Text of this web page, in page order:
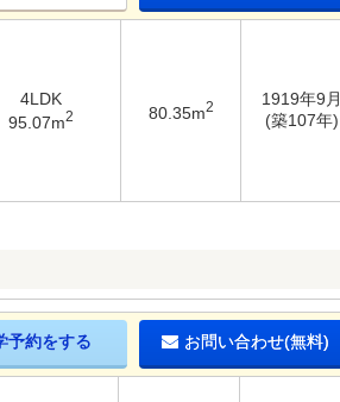
4LDK
95.07m2 80.35m2
1919年9月
(築107年)
予約をする お問い合わせ(無料)